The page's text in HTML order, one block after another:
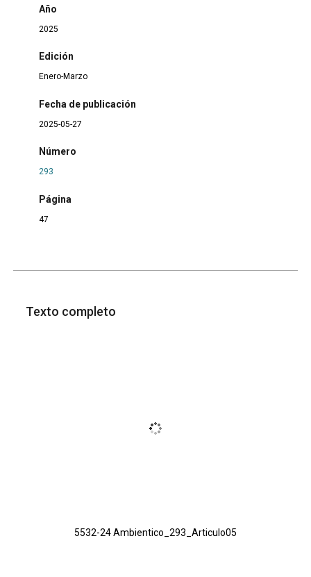
Año
2025
Edición
Enero-Marzo
Fecha de publicación
2025-05-27
Número
293
Página
47
Texto completo
5532-24 Ambientico_293_Articulo05